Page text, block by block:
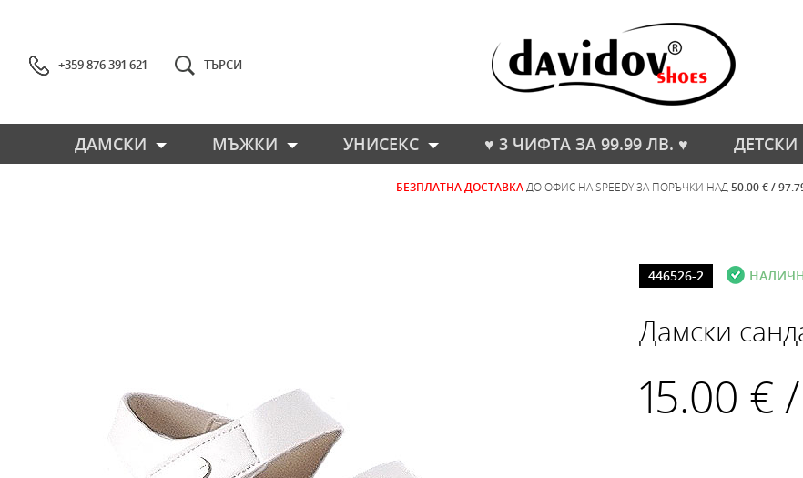
+359 876 391 621 ТЪРСИ
ДАМСКИ МЪЖКИ УНИСЕКС ♥ 3 ЧИФТА ЗА 99.99 ЛВ. ♥ ДЕТСКИ
БЕЗПЛАТНА ДОСТАВКА ДО ОФИС НА SPEEDY ЗА ПОРЪЧКИ НАД 50.00 € /
446526-2
Дамски
15.00 €